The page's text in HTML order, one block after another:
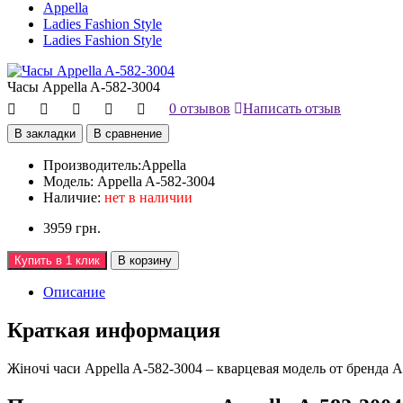
Appella
Ladies Fashion Style
Ladies Fashion Style
Часы Appella A-582-3004
0 отзывов
Написать отзыв
В закладки В сравнение
Производитель:Appella
Модель: Appella A-582-3004
Наличие: нет в наличии
3959 грн.
Купить в 1 клик В корзину
Описание
Краткая информация
Жiночi часи Appella A-582-3004 – кварцевая модель от бренда